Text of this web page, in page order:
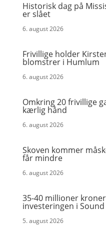
Historisk dag på
er slået
6. august 2026
Frivillige holder
blomstrer i Humlum
6. august 2026
Omkring 20 frivillige
kærlig hånd
6. august 2026
Skoven kommer
får mindre
6. august 2026
35-40 millioner
investeringen i
5. august 2026